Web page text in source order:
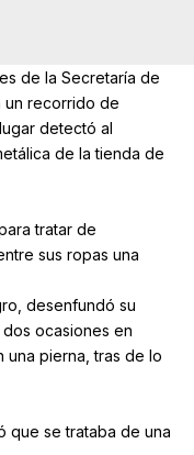
de la Secretaría de
un recorrido de
detectó al
de la tienda de
tratar de
sus ropas una
desenfundó su
ocasiones en
una pierna, tras de lo
que se trataba de una